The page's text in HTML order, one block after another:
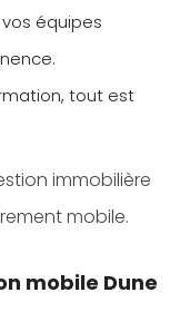
équipes
tout est
immobilière
mobile.
mobile Dune